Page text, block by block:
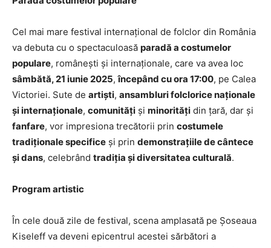
Cel mai mare festival internațional de folclor din România
va debuta cu o spectaculoasă paradă a costumelor
populare, românești și internaționale, care va avea loc
sâmbătă, 21 iunie 2025,începând cu ora 17:00, pe Calea
Victoriei. Sute de artiști, ansambluri folclorice naționale
și internaționale, comunități și minorități din țară, dar și
fanfare, vor impresiona trecătorii prin costumele
tradiționale specifice și prin demonstrațiile de cântece
și dans, celebrând tradiția și diversitatea culturală.
Program artistic
În cele două zile de festival, scena amplasată pe Șoseaua
Kiseleff va deveni epicentrul acestei sărbători a